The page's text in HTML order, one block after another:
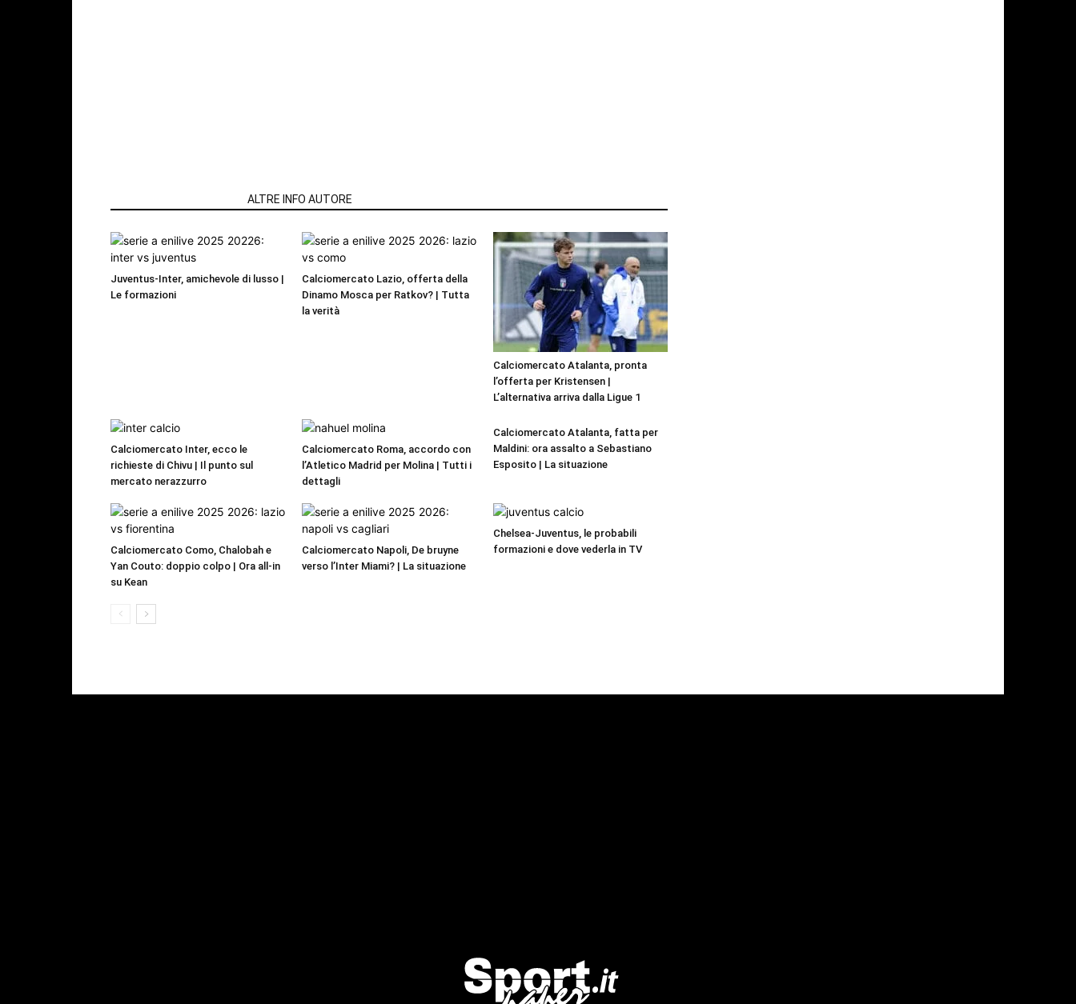
ALTRE INFO AUTORE
Juventus-Inter, amichevole di lusso |
Le formazioni
Calciomercato Lazio, offerta della
Dinamo Mosca per Ratkov? | Tutta
la verità
Calciomercato Atalanta, pronta
l’offerta per Kristensen |
L’alternativa arriva dalla Ligue 1
Calciomercato Inter, ecco le
richieste di Chivu | Il punto sul
mercato nerazzurro
Calciomercato Roma, accordo con
l’Atletico Madrid per Molina | Tutti i
dettagli
Calciomercato Atalanta, fatta per
Maldini: ora assalto a Sebastiano
Esposito | La situazione
Calciomercato Como, Chalobah e
Yan Couto: doppio colpo | Ora all-in
su Kean
Calciomercato Napoli, De bruyne
verso l’Inter Miami? | La situazione
Chelsea-Juventus, le probabili
formazioni e dove vederla in TV